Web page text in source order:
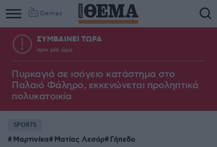
Games
ΣΥΜΒΑΙΝΕΙ ΤΩΡΑ
πριν μία ώρα
Πυρκαγιά σε ισόγειο κατάστημα στο
Παλαιό Φάληρο, εκκενώνεται προληπτικά
πολυκατοικία
SPORTS
Μαρτινίκα Ματίας Λεσόρ Γήπεδο